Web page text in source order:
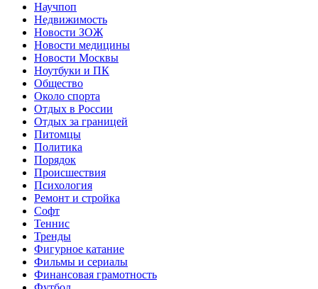
Научпоп
Недвижимость
Новости ЗОЖ
Новости медицины
Новости Москвы
Ноутбуки и ПК
Общество
Около спорта
Отдых в России
Отдых за границей
Питомцы
Политика
Порядок
Происшествия
Психология
Ремонт и стройка
Софт
Теннис
Тренды
Фигурное катание
Фильмы и сериалы
Финансовая грамотность